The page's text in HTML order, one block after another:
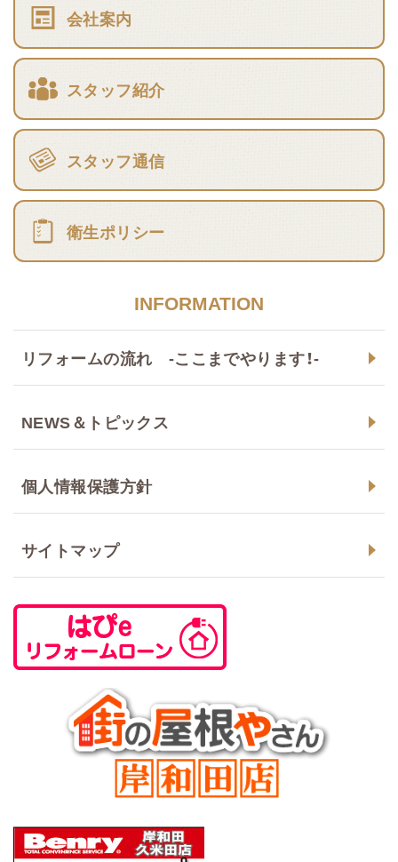
会社案内
スタッフ紹介
スタッフ通信
衛生ポリシー
INFORMATION
リフォームの流れ -ここまでやります！-
NEWS＆トピックス
個人情報保護方針
サイトマップ